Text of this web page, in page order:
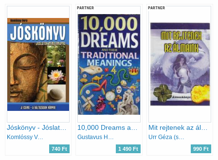
Jóskönyv - Jóslatok mindennapra
Komlóssy Vera
740 Ft
PARTNER
10,000 Dreams and their Traditional Meanings
Gustavus Hindman Miller
1 490 Ft
PARTNER
Mit rejtenek az álmaink
Urr Géza (szerk.)
990 Ft